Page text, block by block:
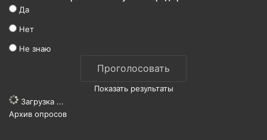
Да
Нет
Не знаю
Показать результаты
Загрузка ...
Архив опросов